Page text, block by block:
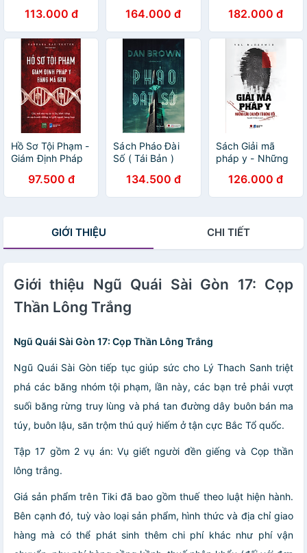
Số Phận - Phần
III
113.000 đ 164.000 đ 182.000 đ
Hồ Sơ Tội Phạm -
Giám Định Pháp
97.500 đ
Sách Pháo Đài
Số ( Tái Bản )
134.500 đ
Sách Giải mã
pháp y - Những
bóng tối
126.000 đ
GIỚI THIỆU CHI TIẾT
Giới thiệu Ngũ Quái Sài Gòn 17: Cọp
Thần Lông Trắng
Ngũ Quái Sài Gòn 17: Cọp Thần Lông Trắng
Ngũ Quái Sài Gòn tiếp tục giúp sức cho Lý Thach Sanh triệt
phá các băng nhóm tội phạm, lần này, các bạn trẻ phải vượt
suối băng rừng truy lùng và phá tan đường dây buôn bán ma
túy, buôn lậu, săn trộm thú quý hiếm ở tận cực Bắc Tổ quốc.
Tập 17 gồm 2 vụ án: Vụ giết người đền giếng và Cọp thần
lông trắng.
Giá sản phẩm trên Tiki đã bao gồm thuế theo luật hiện hành.
Bên cạnh đó, tuỳ vào loại sản phẩm, hình thức và địa chỉ giao
hàng mà có thể phát sinh thêm chi phí khác như phí vận